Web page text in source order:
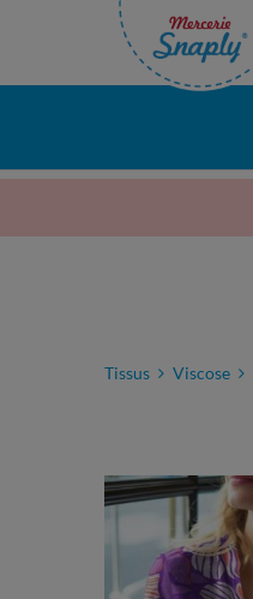
Tissus Viscose